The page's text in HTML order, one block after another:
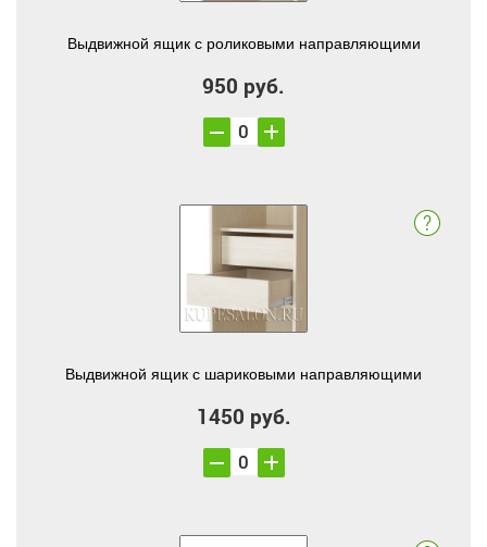
Выдвижной ящик с роликовыми направляющими
950 руб.
Выдвижной ящик с шариковыми направляющими
1450 руб.